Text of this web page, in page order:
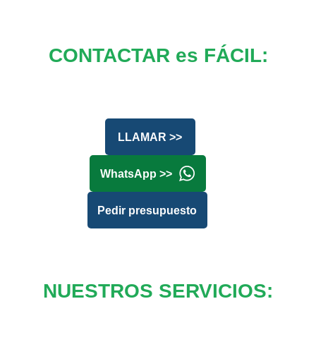
CONTACTAR es FÁCIL:
LLAMAR >>
WhatsApp >>
Pedir presupuesto
NUESTROS SERVICIOS: